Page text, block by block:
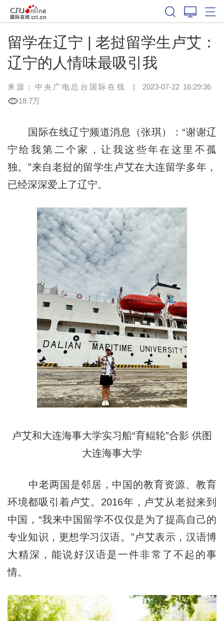
留学在辽宁 | 老挝留学生卢艾：
辽宁的人情味最吸引我
来源：中央广电总台国际在线 | 2023-07-22 16:29:36
18.7万
国际在线辽宁频道消息（张琪）：“谢谢辽
宁给我第二个家，让我这些年在这里不孤
独。”来自老挝的留学生卢艾在大连留学多年，
已经深深爱上了辽宁。
卢艾和大连海事大学实习船“育鲲轮”合影 供图
大连海事大学
中老两国是邻居，中国的教育资源、教育
环境都吸引着卢艾。 2016年，卢艾从老挝来到
中国， “我来中国留学不仅仅是为了提高自己的
专业知识，更想学习汉语。”卢艾表示，汉语博
大精深，能说好汉语是一件非常了不起的事
情。